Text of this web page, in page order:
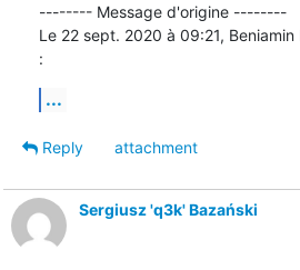
-------- Message d'origine --------
Le 22 sept. 2020 à 09:21,
:
...
Reply
attachment
Sergiusz 'q3k' Bazański